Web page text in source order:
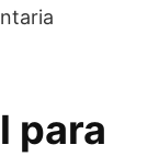
para